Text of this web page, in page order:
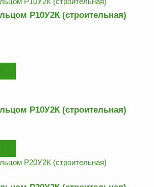
Р10У2К (строительная)
Р10У2К (строительная)